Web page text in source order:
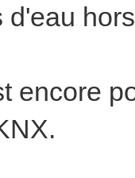
d'eau
encore